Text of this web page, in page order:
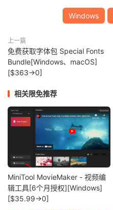
Windows
上一篇
免费获取字体包 Special Fonts
Bundle[Windows、macOS]
[$363→0]
相关限免推荐
MiniTool MovieMaker - 视频编
辑工具[6个月授权][Windows]
[$35.99→0]